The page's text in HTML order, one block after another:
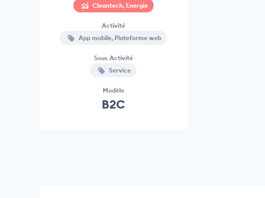
Cleantech, Energie
Activité
App mobile, Plateforme web
Sous Activité
Service
Modèle
B2C